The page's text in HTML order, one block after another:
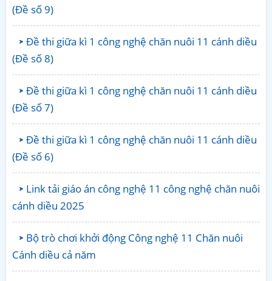
(Đề số 9)
Đề thi giữa kì 1 công nghệ chăn nuôi 11 cánh diều
(Đề số 8)
Đề thi giữa kì 1 công nghệ chăn nuôi 11 cánh diều
(Đề số 7)
Đề thi giữa kì 1 công nghệ chăn nuôi 11 cánh diều
(Đề số 6)
Link tải giáo án công nghệ 11 công nghệ chăn nuôi
cánh diều 2025
Bộ trò chơi khởi động Công nghệ 11 Chăn nuôi
Cánh diều cả năm